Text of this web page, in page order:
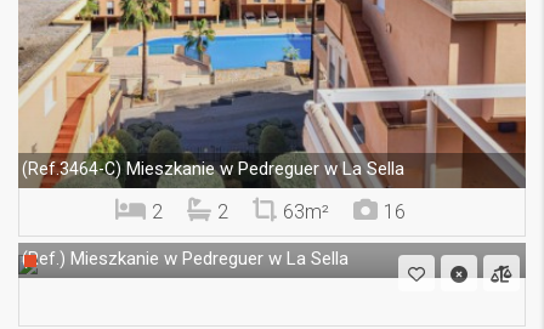
(Ref.3464-C) Mieszkanie w Pedreguer w La Sella
2 2 63m² 16
(Ref.) Mieszkanie w Pedreguer w La Sella